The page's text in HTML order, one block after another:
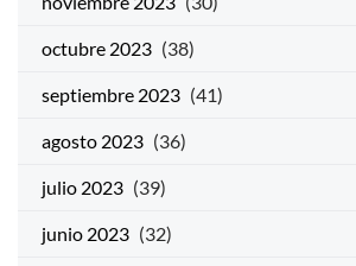
octubre 2023 (38)
septiembre 2023 (41)
agosto 2023 (36)
julio 2023 (39)
junio 2023 (32)